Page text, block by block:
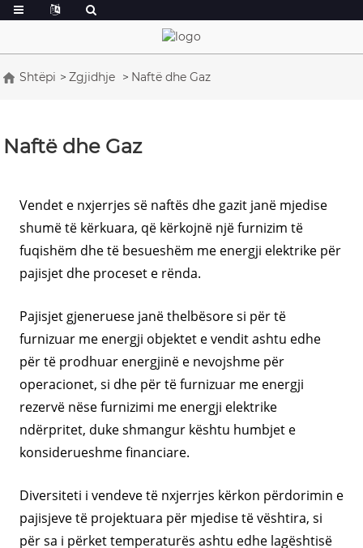
Shtëpi Zgjidhje Naftë dhe Gaz
Naftë dhe Gaz
Vendet e nxjerrjes së naftës dhe gazit janë mjedise
shumë të kërkuara, që kërkojnë një furnizim të
fuqishëm dhe të besueshëm me energji elektrike për
pajisjet dhe proceset e rënda.
Pajisjet gjeneruese janë thelbësore si për të
furnizuar me energji objektet e vendit ashtu edhe
për të prodhuar energjinë e nevojshme për
operacionet, si dhe për të furnizuar me energji
rezervë nëse furnizimi me energji elektrike
ndërpritet, duke shmangur kështu humbjet e
konsiderueshme financiare.
Diversiteti i vendeve të nxjerrjes kërkon përdorimin e
pajisjeve të projektuara për mjedise të vështira, si
për sa i përket temperaturës ashtu edhe lagështisë